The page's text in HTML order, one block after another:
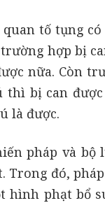
tố tụng có
hợp bị
nữa. Còn
bị can
là được.
pháp và bộ
Trong đó,
hình phạt bổ